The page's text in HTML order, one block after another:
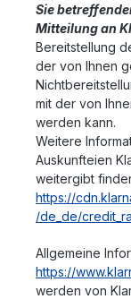
Sie
Mitteilung an
Bereitstellung
der von Ihnen
mit der von
werden kann.
Weitere
Auskunfteien
weitergibt
https://
/de_de/
Allgemeine
https://
werden von